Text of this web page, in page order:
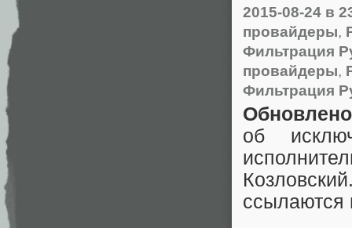
2015-08-24 в
провайдеры,
Фильтрация
провайдеры,
Фильтрация
Обновлено
об
ссылаются